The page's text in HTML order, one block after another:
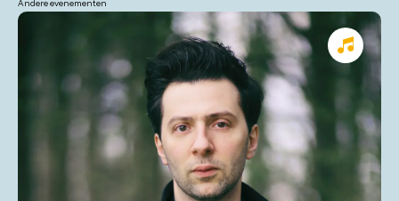
Andere evenementen